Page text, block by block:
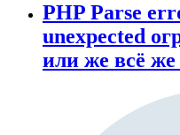
PHP Parse
unexpected
или же всё